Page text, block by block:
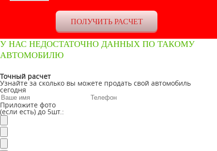
У НАС НЕДОСТАТОЧНО ДАННЫХ ПО ТАКОМУ
АВТОМОБИЛЮ
Точный расчет
Узнайте за сколько вы можете продать свой автомобиль
сегодня
Приложите фото
(если есть) до 5шт.: